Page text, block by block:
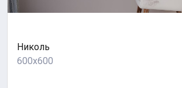
Николь
600x600